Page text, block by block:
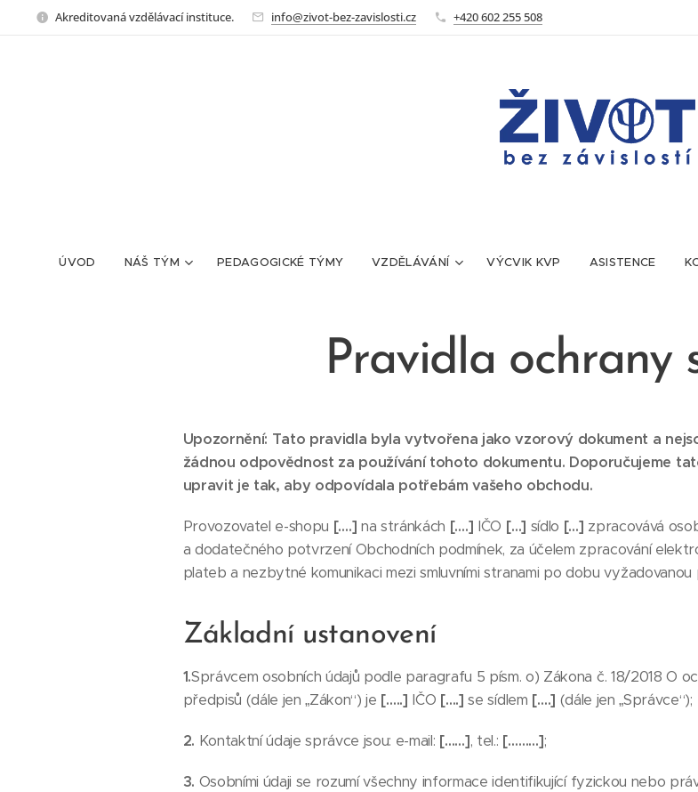
Akreditovaná vzdělávací instituce. info@zivot-bez-zavislosti.cz +420 602 255 508
ÚVOD NÁŠ TÝM PEDAGOGICKÉ TÝMY VZDĚLÁVÁNÍ VÝCVIK KVP ASISTENCE
Pravidla ochrany
Upozornění: Tato pravidla byla vytvořena jako vzorový dokument a
žádnou odpovědnost za používání tohoto dokumentu. Doporučujeme
upravit je tak, aby odpovídala potřebám vašeho obchodu.
Provozovatel e-shopu [….] na stránkách [….] IČO […] sídlo […] zpracovává
a dodatečného potvrzení Obchodních podmínek, za účelem zpracování
plateb a nezbytné komunikaci mezi smluvními stranami po dobu
Základní ustanovení
1.Správcem osobních údajů podle paragrafu 5 písm. o) Zákona č. 18/2018 O
předpisů (dále jen „Zákon“) je […..] IČO [….] se sídlem [….] (dále jen „Správce“);
2. Kontaktní údaje správce jsou: e-mail: [……], tel.: [………];
3. Osobními údaji se rozumí všechny informace identifikující fyzickou nebo